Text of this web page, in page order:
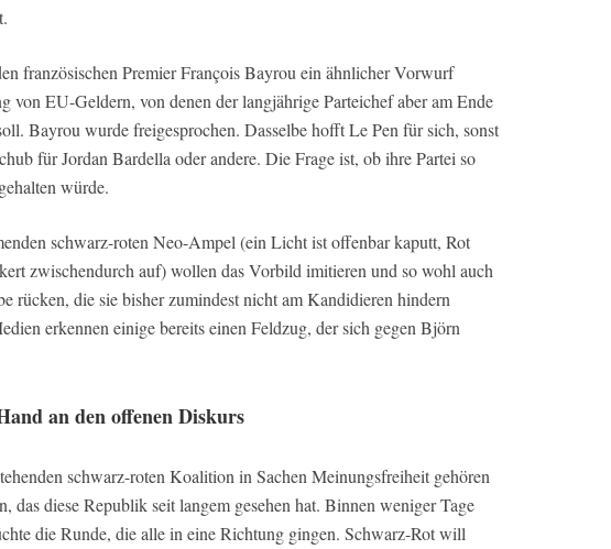
französischen Premier François Bayrou ein ähnlicher Vorwurf
von EU-Geldern, von denen der langjährige Parteichef aber am Ende
Bayrou wurde freigesprochen. Dasselbe hofft Le Pen für sich, sonst
für Jordan Bardella oder andere. Die Frage ist, ob ihre Partei so
würde.
schwarz-roten Neo-Ampel (ein Licht ist offenbar kaputt, Rot
zwischendurch auf) wollen das Vorbild imitieren und so wohl auch
rücken, die sie bisher zumindest nicht am Kandidieren hindern
erkennen einige bereits einen Feldzug, der sich gegen Björn
an den offenen Diskurs
schwarz-roten Koalition in Sachen Meinungsfreiheit gehören
das diese Republik seit langem gesehen hat. Binnen weniger Tage
die Runde, die alle in eine Richtung gingen. Schwarz-Rot will